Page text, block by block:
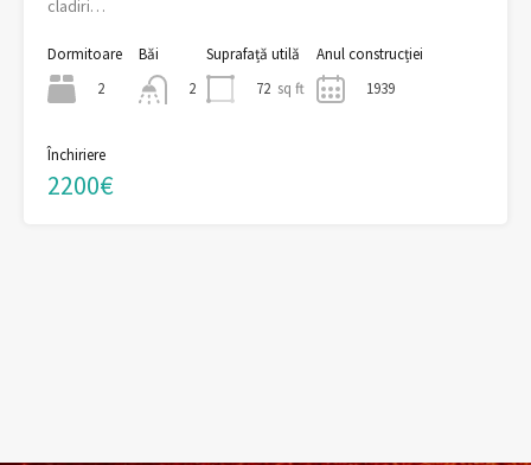
cladiri…
Dormitoare
2
Băi
2
Suprafață utilă
72 sq ft
Anul construcției
1939
Închiriere
2200€